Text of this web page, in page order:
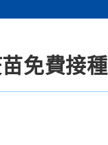
免費接種